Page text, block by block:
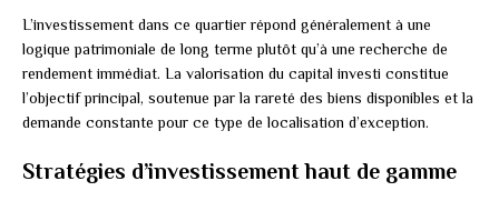
L’investissement dans ce quartier répond généralement à une
logique patrimoniale de long terme plutôt qu’à une recherche de
rendement immédiat. La valorisation du capital investi constitue
l’objectif principal, soutenue par la rareté des biens disponibles et la
demande constante pour ce type de localisation d’exception.
Stratégies d’investissement haut de gamme